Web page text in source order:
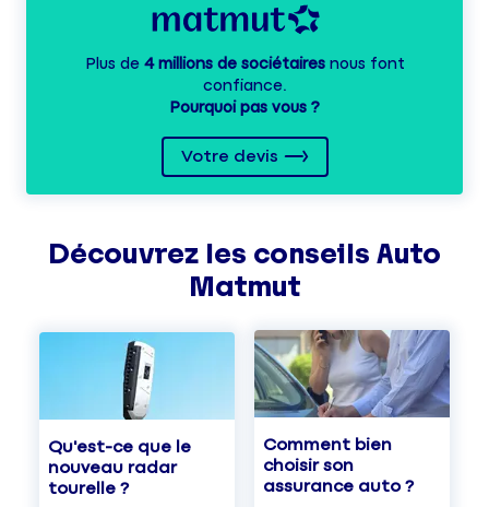
Plus de 4 millions de sociétairesnous font
confiance.
Pourquoi pas vous ?
Votre devis
Découvrez les conseils Auto
Matmut
Qu'est-ce que le
nouveau radar
tourelle ?
Comment bien
choisir son
assurance auto ?